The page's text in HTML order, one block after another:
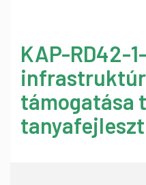
KAP-RD42-
támogatása